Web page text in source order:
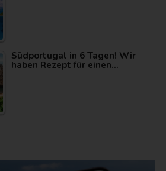
Südportugal in 6 Tagen! Wir
haben Rezept für einen…